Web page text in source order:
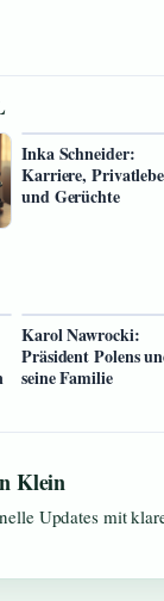
Inka Schneider:
Karriere,
und Gerüchte
Karol Nawrocki:
Präsident Polens
seine Familie
Klein
Updates mit